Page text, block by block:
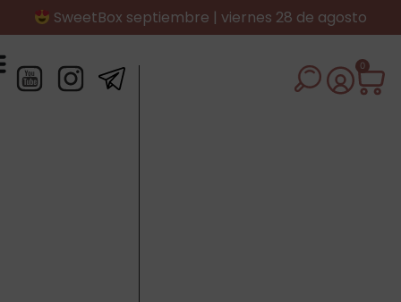
SweetBox septiembre | viernes 28 de agosto
0